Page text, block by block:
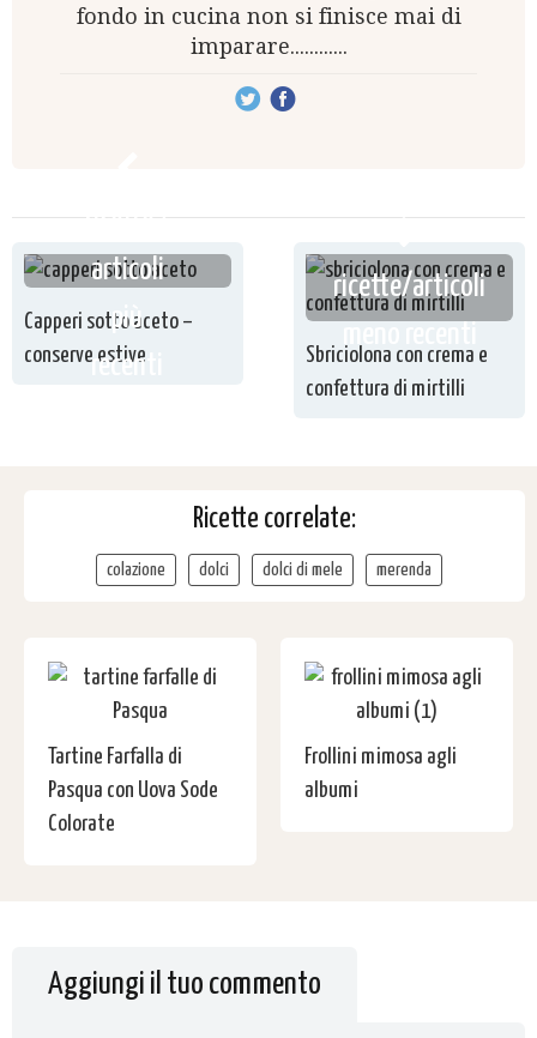
fondo in cucina non si finisce mai di
imparare............
ricette /
articoli
più
recenti
Capperi sotto aceto –
conserve estive
ricette/articoli
Sbriciolona con crema e
confettura di mirtilli
Ricette correlate:
colazione dolci dolci di mele merenda
Tartine Farfalla di
Pasqua con Uova Sode
Colorate
Frollini mimosa agli
albumi
Aggiungi il tuo commento